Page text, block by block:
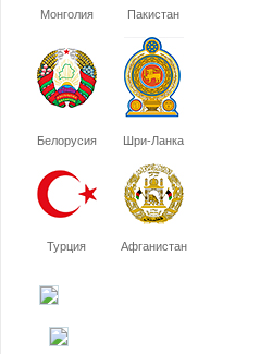
Монголия Пакистан
Белорусия Шри-Ланка
Турция Афганистан